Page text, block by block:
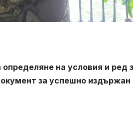
на условия и ред
за успешно издържан